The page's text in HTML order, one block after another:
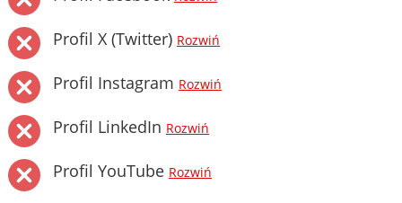
Profil X (Twitter) Rozwiń
Profil Instagram Rozwiń
Profil LinkedIn Rozwiń
Profil YouTube Rozwiń